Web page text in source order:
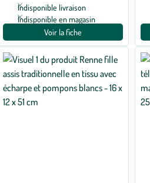
Indisponible livraison
Indisponible en magasin
Voir la fiche